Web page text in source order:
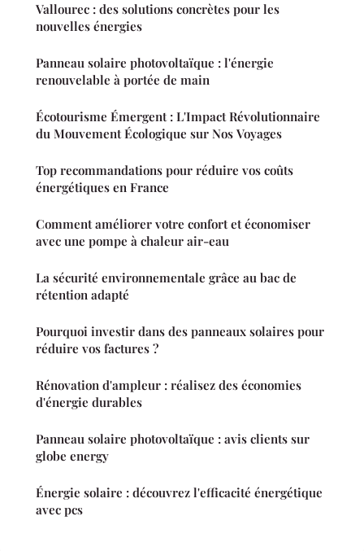
Vallourec : des solutions concrètes pour les
nouvelles énergies
Panneau solaire photovoltaïque : l'énergie
renouvelable à portée de main
Écotourisme Émergent : L'Impact Révolutionnaire
du Mouvement Écologique sur Nos Voyages
Top recommandations pour réduire vos coûts
énergétiques en France
Comment améliorer votre confort et économiser
avec une pompe à chaleur air-eau
La sécurité environnementale grâce au bac de
rétention adapté
Pourquoi investir dans des panneaux solaires pour
réduire vos factures ?
Rénovation d'ampleur : réalisez des économies
d'énergie durables
Panneau solaire photovoltaïque : avis clients sur
globe energy
Énergie solaire : découvrez l'efficacité énergétique
avec pcs